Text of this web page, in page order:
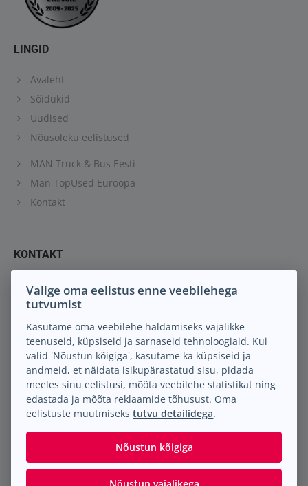
LINGID
Avaleht
Sõidukid
Uudised
Nõusoleku eelistused
MAN Truck & Bus Eesti
Man TopUsed Euroopa
Kontakt
KONTAKT
Keil M.A. OÜ
Peterburi tee 88
info@keilma.ee
+372 605 2000
Facebook
Instagram
Valige oma eelistus enne veebilehega
tutvumist
Kasutame oma veebilehe haldamiseks vajalikke
teenuseid, küpsiseid ja sarnaseid tehnoloogiaid. Kui
valid 'Nõustun kõigiga', kasutame ka küpsiseid ja
andmeid, et näidata isikupärastatud sisu, pidada
meeles sinu eelistusi, mõõta veebilehe statistikat ning
edastada ja mõõta reklaamide tõhusust. Oma
eelistuste muutmisekstutvu detailidega.
Nõustun kõigiga